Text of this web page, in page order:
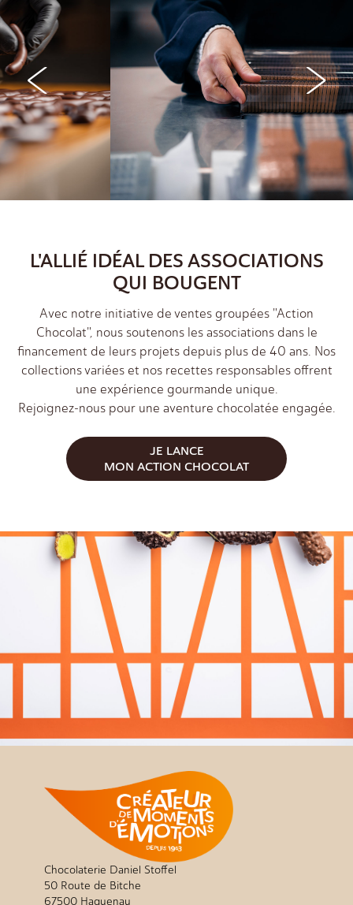
>
<
L'ALLIÉ IDÉAL DES ASSOCIATIONS
QUI BOUGENT
Avec notre initiative de ventes groupées "Action
Chocolat", nous soutenons les associations dans le
financement de leurs projets depuis plus de 40 ans. Nos
collections variées et nos recettes responsables offrent
une expérience gourmande unique.
Rejoignez-nous pour une aventure chocolatée engagée.
JE LANCE
MON ACTION CHOCOLAT
Chocolaterie Daniel Stoffel
50 Route de Bitche
67500 Haguenau